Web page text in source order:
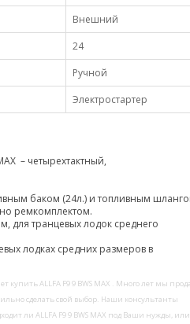
Внешний
24
Ручной
Электростартер
– четырехтактный,
баком (24л.) и топливным
ремкомплектом.
для транцевых лодок среднего
лодках средних размеров в
купить ALLFA F9 9 BWS MAX . Много лет мы
сделать свой выбор. Наши консультанты
ли ALLFA F9 9 BWS MAX под Ваши нужды, или